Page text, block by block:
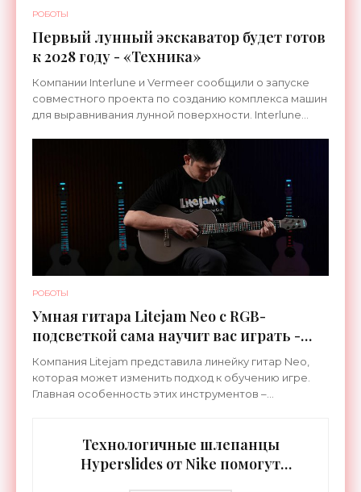
РОБОТЫ
Первый лунный экскаватор будет готов
к 2028 году - «Техника»
Компании Interlune и Vermeer сообщили о запуске
совместного проекта по созданию комплекса машин
для выравнивания лунной поверхности. Interlune
РОБОТЫ
Умная гитара Litejam Neo с RGB-
подсветкой сама научит вас играть -
«Гаджеты»
Компания Litejam представила линейку гитар Neo,
которая может изменить подход к обучению игре.
Главная особенность этих инструментов –
Технологичные шлепанцы
Hyperslides от Nike помогут